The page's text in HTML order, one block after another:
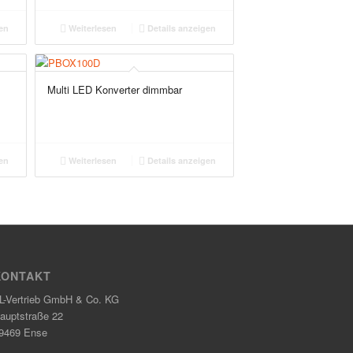
Weiterlesen Details anzeigen
Multi LED Konverter dimmbar
Weiterlesen Details anzeigen
Vertrieb GmbH & Co. KG
22
Ense